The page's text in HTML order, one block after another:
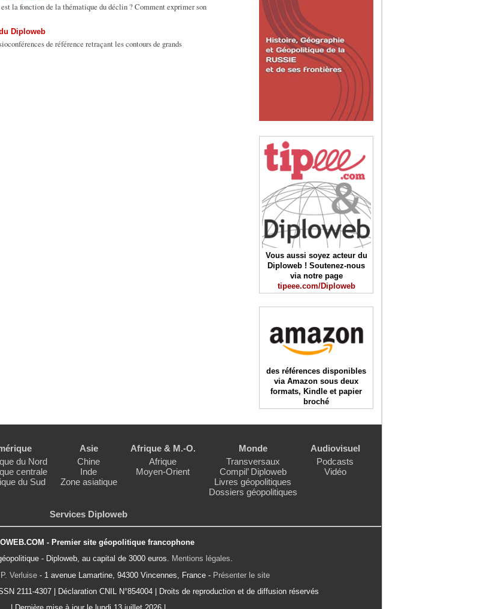
la fonction de la thématique du déclin ? Comment exprimer son
Diploweb
de référence retraçant les contours de grands
Vous aussi soyez acteur du
Diploweb ! Soutenez-nous
via notre page
tipeee.com/Diploweb
des références disponibles
via Amazon sous deux
formats, Kindle et papier
broché
du Nord
centrale
du Sud
Asie
Chine
Inde
Zone asiatique
Afrique & M.-O.
Afrique
Moyen-Orient
Monde
Transversaux
Compil’ Diploweb
Livres géopolitiques
Dossiers géopolitiques
Audiovisuel
Podcasts
Vidéo
Services Diploweb
- Premier site géopolitique francophone
- Diploweb, au capital de 3000 euros. Mentions légales.
Verluise - 1 avenue Lamartine, 94300 Vincennes, France - Présenter le site
2111-4307 | Déclaration CNIL N°854004 | Droits de reproduction et de diffusion réservés